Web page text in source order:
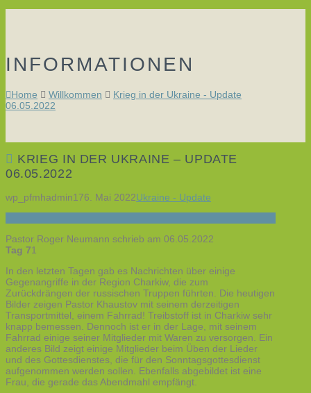
INFORMATIONEN
Home Willkommen
Krieg in der Ukraine - Update
06.05.2022
KRIEG IN DER UKRAINE – UPDATE
06.05.2022
wp_pfmhadmin176. Mai 2022Ukraine - Update
Pastor Roger Neumann schrieb am 06.05.2022
Tag 71
In den letzten Tagen gab es Nachrichten über einige
Gegenangriffe in der Region Charkiw, die zum
Zurückdrängen der russischen Truppen führten. Die heutigen
Bilder zeigen Pastor Khaustov mit seinem derzeitigen
Transportmittel, einem Fahrrad! Treibstoff ist in Charkiw sehr
knapp bemessen. Dennoch ist er in der Lage, mit seinem
Fahrrad einige seiner Mitglieder mit Waren zu versorgen. Ein
anderes Bild zeigt einige Mitglieder beim Üben der Lieder
und des Gottesdienstes, die für den Sonntagsgottesdienst
aufgenommen werden sollen. Ebenfalls abgebildet ist eine
Frau, die gerade das Abendmahl empfängt.